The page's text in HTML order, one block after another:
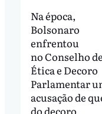
Na época,
Bolsonaro
enfrentou
no Conselho de
Ética e Decoro
Parlamentar
acusação de
do decoro